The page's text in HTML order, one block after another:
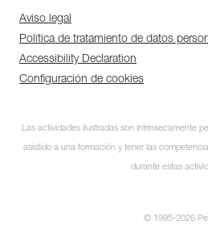
Aviso legal
Política de tratamiento de datos
Accessibility Declaration
Configuración de cookies
Las actividades ilustradas son intrínsecamente
asistido a una formación y tener las
durante estas
© 1995-2026